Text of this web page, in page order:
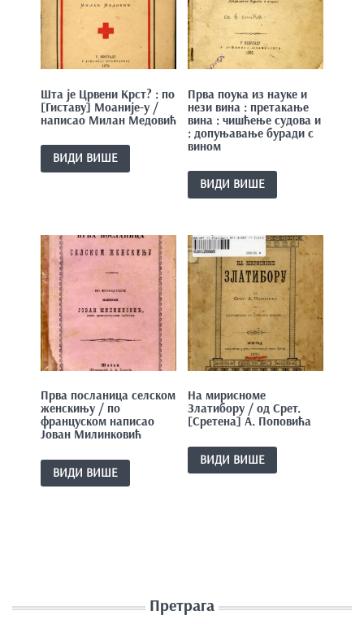
Шта је Црвени Крст? : по
[Гиставу] Моаније-у /
написао Милан Медовић
ВИДИ ВИШЕ
Прва поука из науке и
нези вина : претакање
вина : чишћење судова и
: допуњавање буради с
вином
ВИДИ ВИШЕ
Прва посланица селском
женскињу / по
француском написао
Јован Милинковић
ВИДИ ВИШЕ
На мирисноме
Златибору / од Срет.
[Сретена] А. Поповића
ВИДИ ВИШЕ
Претрага